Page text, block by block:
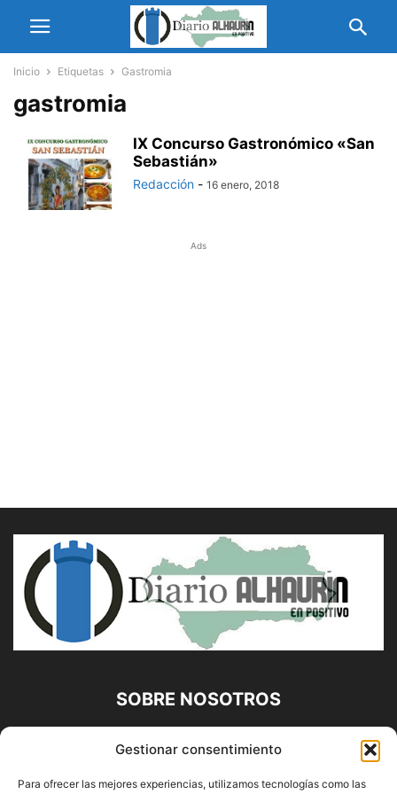
Gestionar consentimiento
Para ofrecer las mejores experiencias, utilizamos tecnologías como las
Inicio Etiquetas Gastromia
gastromia
IX Concurso Gastronómico «San
Sebastián»
Redacción - 16 enero, 2018
Ads
SOBRE NOSOTROS
Diario Alhaurín (www.alhaurindelatorre.com) Propiedad de
Francisco E. López López | 639 95 71 95 | Noticias de
Alhaurín de la Torre, Málaga y Provincia|